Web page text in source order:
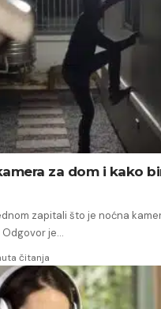
za dom i kako
zapitali što je noćna
Odgovor je…
čitanja